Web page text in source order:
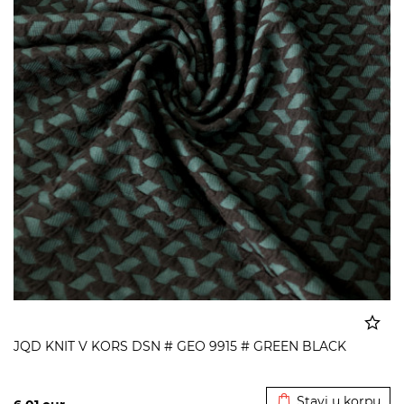
JQD KNIT V KORS DSN # GEO 9915 # GREEN BLACK